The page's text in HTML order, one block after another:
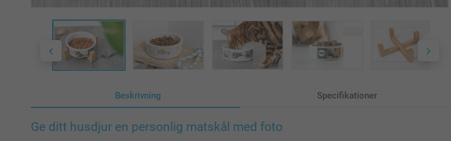
Beskrivning Specifikationer
Ge ditt husdjur en personlig matskål med foto